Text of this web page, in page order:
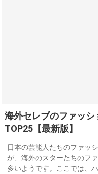
海外セレブのファッ
TOP25【最新版】
日本の芸能人たちのファッ
が、海外のスターたちのフ
多いようです。ここでは、